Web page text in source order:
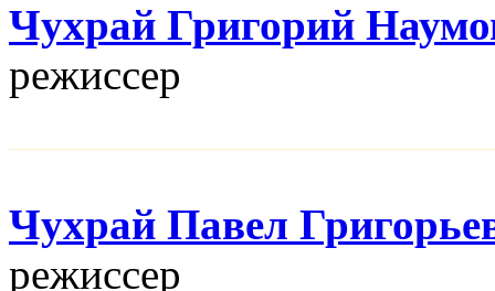
Чухрай Григорий
режисcер
Чухрай Павел
режисcер